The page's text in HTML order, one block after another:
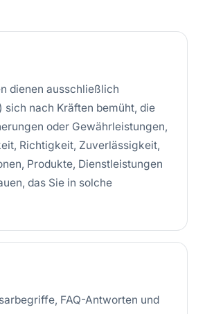
dienen ausschließlich
nach Kräften bemüht, die
oder Gewährleistungen,
Richtigkeit, Zuverlässigkeit,
Produkte, Dienstleistungen
das Sie in solche
FAQ-Antworten und